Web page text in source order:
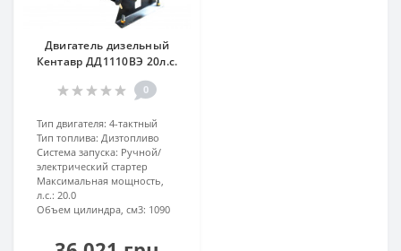
Двигатель дизельный
Кентавр ДД1110ВЭ 20л.с.
0
Тип двигателя: 4-тактный
Тип топлива: Дизтопливо
Система запуска: Ручной/
электрический стартер
Максимальная мощность,
л.с.: 20.0
Объем цилиндра, см3: 1090